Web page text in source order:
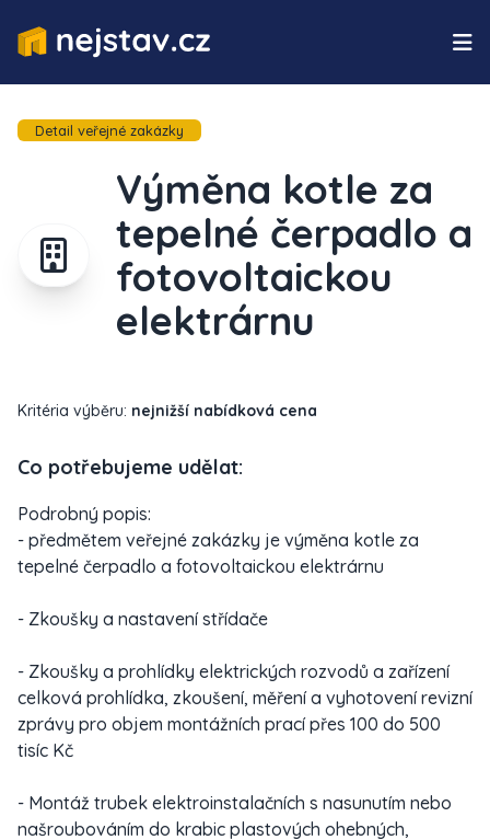
Detail veřejné zakázky
Výměna kotle za
tepelné čerpadlo a
fotovoltaickou
elektrárnu
Kritéria výběru: nejnižší nabídková cena
Co potřebujeme udělat:
Podrobný popis:
- předmětem veřejné zakázky je výměna kotle za
tepelné čerpadlo a fotovoltaickou elektrárnu
- Zkoušky a nastavení střídače
- Zkoušky a prohlídky elektrických rozvodů a zařízení
celková prohlídka, zkoušení, měření a vyhotovení revizní
zprávy pro objem montážních prací přes 100 do 500
tisíc Kč
- Montáž trubek elektroinstalačních s nasunutím nebo
našroubováním do krabic plastových ohebných,